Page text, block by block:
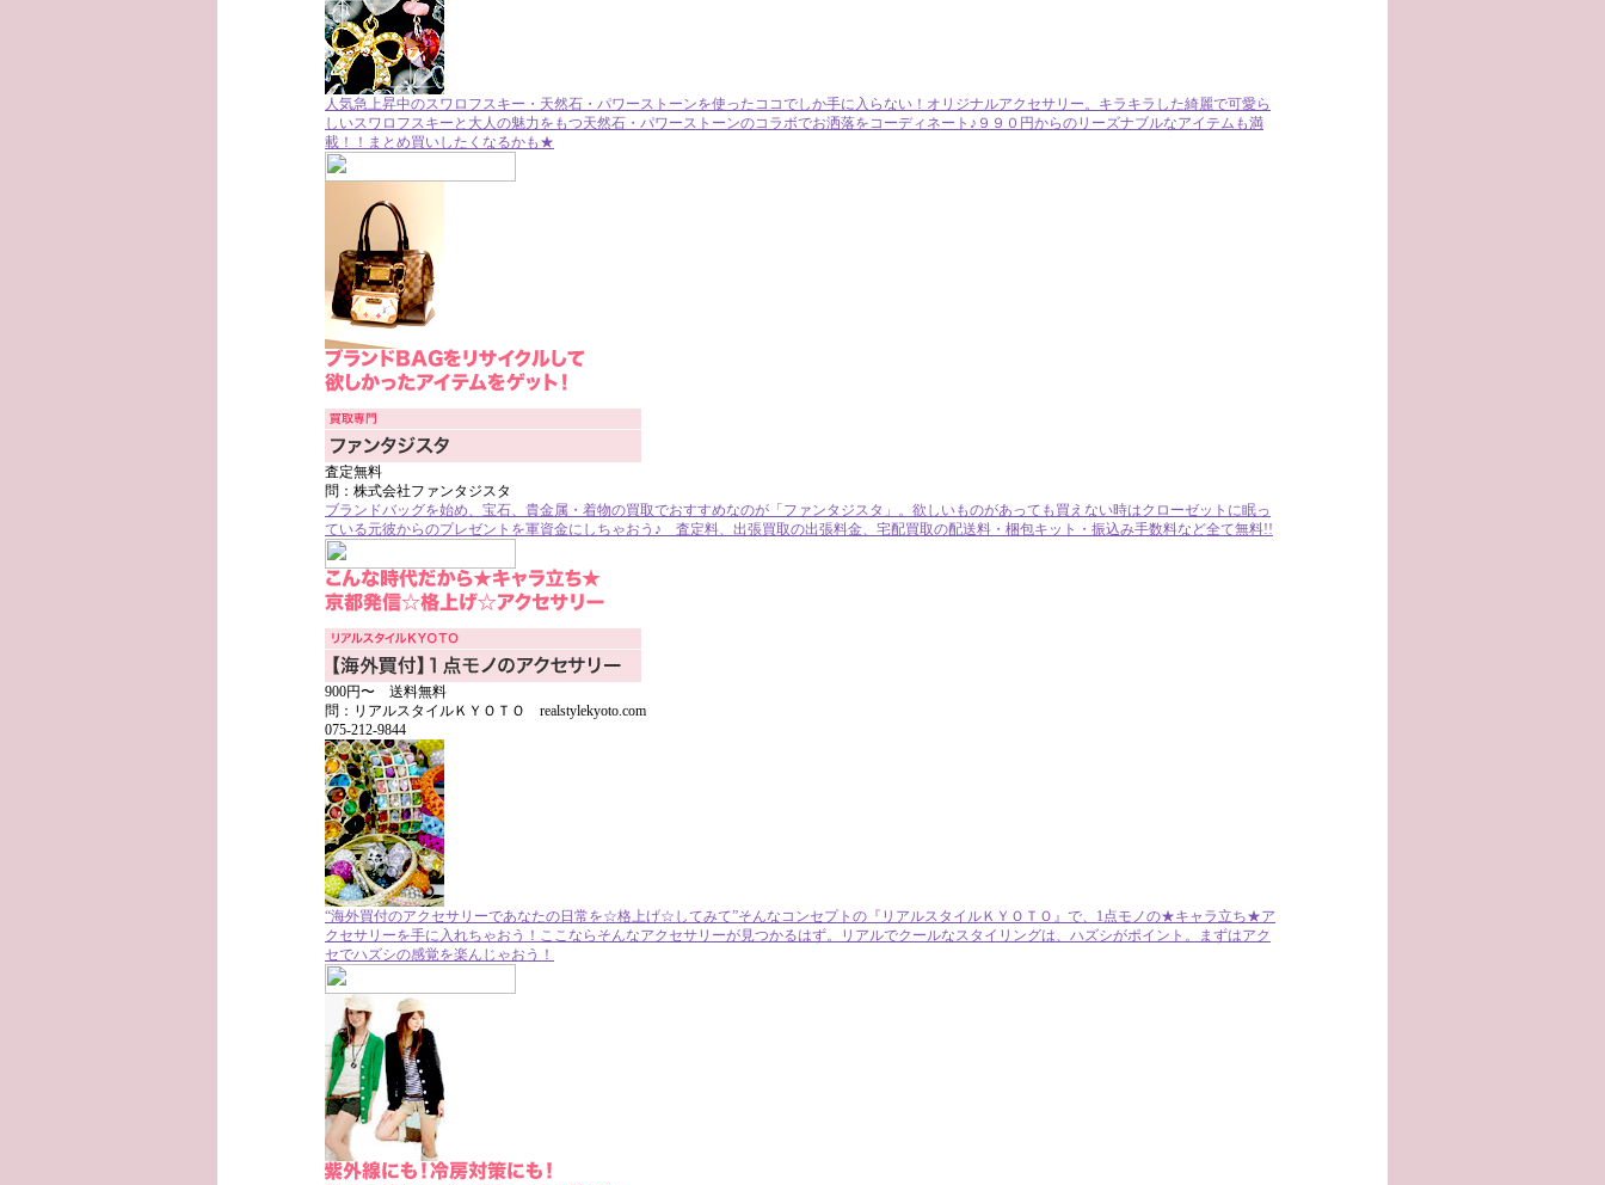
人気急上昇中のスワロフスキー・天然石・パワーストーンを使ったココでしか手に入らない！オリジナルアクセサリー。キラキラした綺麗で可愛ら
しいスワロフスキーと大人の魅力をもつ天然石・パワーストーンのコラボでお洒落をコーディネート♪９９０円からのリーズナブルなアイテムも満
載！！まとめ買いしたくなるかも★
査定無料
問：株式会社ファンタジスタ
ブランドバッグを始め、宝石、貴金属・着物の買取でおすすめなのが「ファンタジスタ」。欲しいものがあっても買えない時はクローゼットに眠っ
ている元彼からのプレゼントを軍資金にしちゃおう♪ 査定料、出張買取の出張料金、宅配買取の配送料・梱包キット・振込み手数料など全て無料!!
900円〜 送料無料
問：リアルスタイルＫＹＯＴＯ realstylekyoto.com
075-212-9844
“海外買付のアクセサリーであなたの日常を☆格上げ☆してみて”そんなコンセプトの『リアルスタイルＫＹＯＴＯ』で、1点モノの★キャラ立ち★ア
クセサリーを手に入れちゃおう！ここならそんなアクセサリーが見つかるはず。リアルでクールなスタイリングは、ハズシがポイント。まずはアク
セでハズシの感覚を楽んじゃおう！